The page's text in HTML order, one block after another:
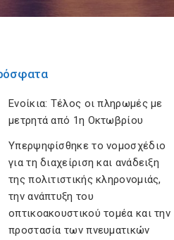
Ενοίκια: Τέλος οι πληρωμές με
μετρητά από 1η Οκτωβρίου
Υπερψηφίσθηκε το νομοσχέδιο
για τη διαχείριση και ανάδειξη
της πολιτιστικής κληρονομιάς,
την ανάπτυξη του
οπτικοακουστικού τομέα και την
προστασία των πνευματικών